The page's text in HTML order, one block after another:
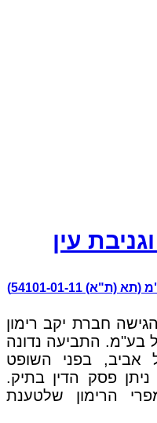
עין
54101-01-11)
חברת יקב רימון
בע"מ. התביעה נדונה
אביב, בפני השופט
יהודה זפט. ביום 21.3.2011 ניתן פסק הדין בתיק.
הרימון שלטענת